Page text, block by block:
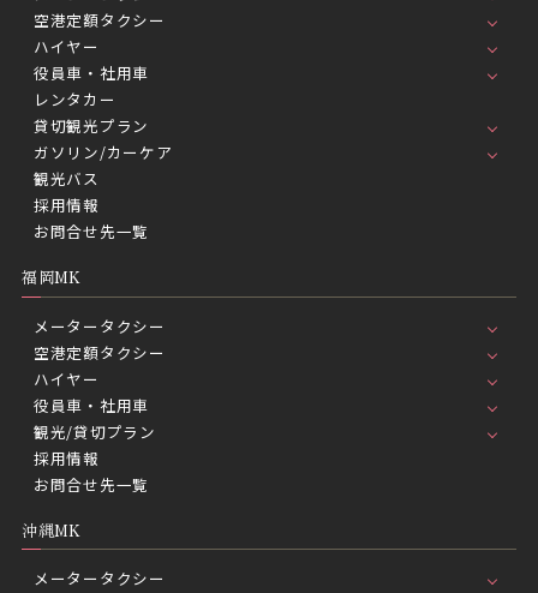
空港定額タクシー
ハイヤー
役員車・社用車
レンタカー
貸切観光プラン
ガソリン/カーケア
観光バス
採用情報
お問合せ先一覧
福岡MK
メータータクシー
空港定額タクシー
ハイヤー
役員車・社用車
観光/貸切プラン
採用情報
お問合せ先一覧
沖縄MK
メータータクシー